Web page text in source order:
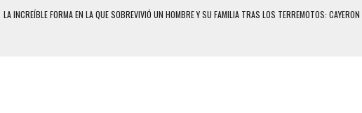
LA INCREÍBLE FORMA EN LA QUE SOBREVIVIÓ UN HOMBRE Y SU FAMILIA TRAS LOS TERREMOTOS: CAYERON
VIVIENDA EN EL CENTRO DE CARACAS CON MÁS DE 20 PERSONAS ADENTRO